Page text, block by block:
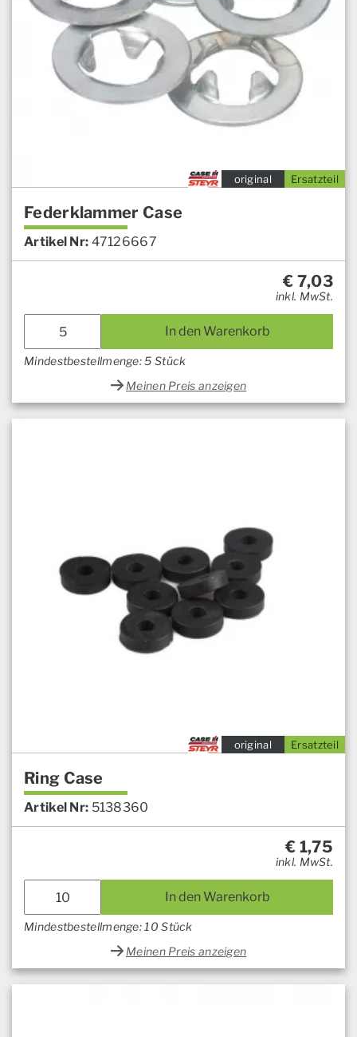
Ersatzteil
original
Federklammer Case
Artikel Nr: 47126667
€ 7,03
inkl. MwSt.
In den Warenkorb
Mindestbestellmenge: 5 Stück
Meinen Preis anzeigen
Ersatzteil
original
Ring Case
Artikel Nr: 5138360
€ 1,75
inkl. MwSt.
In den Warenkorb
Mindestbestellmenge: 10 Stück
Meinen Preis anzeigen